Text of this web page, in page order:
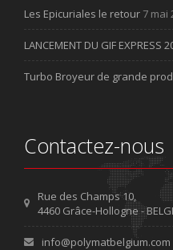
Les Epicuriales le retour 7 mai
LANCEMENT DU GIF EXPRESS
Turbo Broyeur de grande
Contactez-nous
Rue des Champs 10,
4460 Grâce-Hollogne -
info@polymatbelgium.com